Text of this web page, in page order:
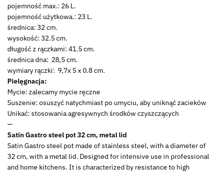
pojemność max.: 26 L.
pojemność użytkowa.: 23 L.
średnica: 32 cm.
wysokość: 32.5 cm.
długość z rączkami: 41.5 cm.
średnica dna: 28,5 cm.
wymiary rączki: 9,7x 5 x 0.8 cm.
Pielęgnacja:
Mycie: zalecamy mycie ręczne
Suszenie: osuszyć natychmiast po umyciu, aby uniknąć zacieków
Unikać: stosowania agresywnych środków czyszczących
—
Satin Gastro steel pot 32 cm, metal lid
Satin Gastro steel pot made of stainless steel, with a diameter of
32 cm, with a metal lid. Designed for intensive use in professional
and home kitchens. It is characterized by resistance to high